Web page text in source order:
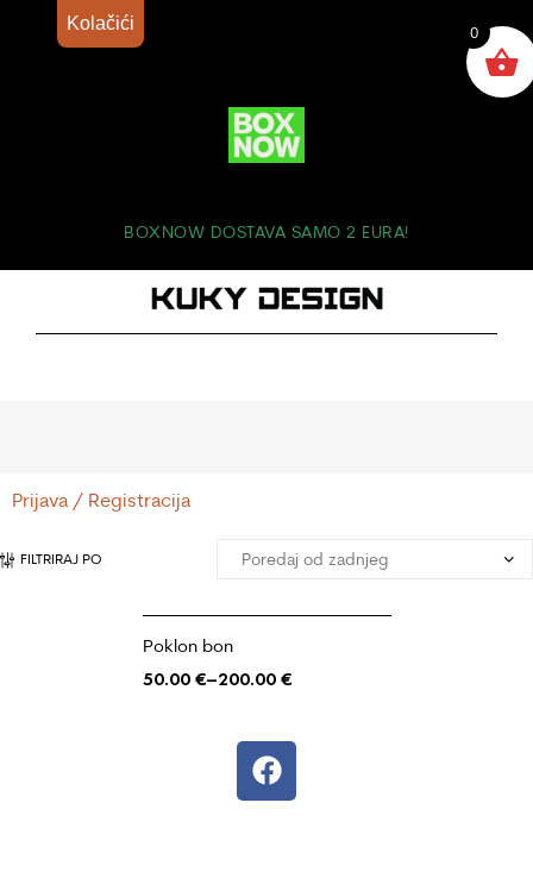
BOXNOW DOSTAVA SAMO 2 EURA!
Prijava / Registracija
FILTRIRAJ PO
Poklon bon
50.00 €–200.00 €
0
Kolačići